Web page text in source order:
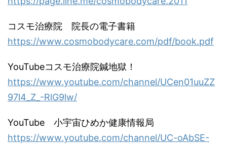
コスモ治療院 院長の電子書籍
https://www.cosmobodycare.com/pdf/book.pdf
YouTubeコスモ治療院鍼地獄！
https://www.youtube.com/channel/UCen01uuZZ
97l4_Z_-RlG9lw/
YouTube 小宇宙ひめか健康情報局
https://www.youtube.com/channel/UC-oAbSE-